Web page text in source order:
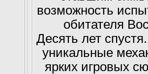
возможность
обитателя
Десять лет
уникальные
ярких игровых